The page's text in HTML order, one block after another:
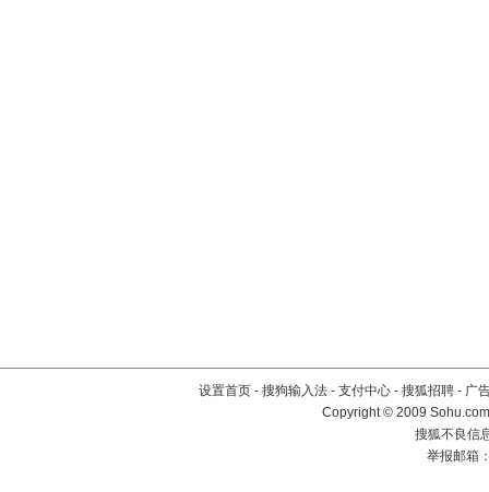
设置首页 - 搜狗输入法 - 支付中心 - 搜狐招聘 - 广
Copyright © 2009
搜狐不良信
举报邮箱